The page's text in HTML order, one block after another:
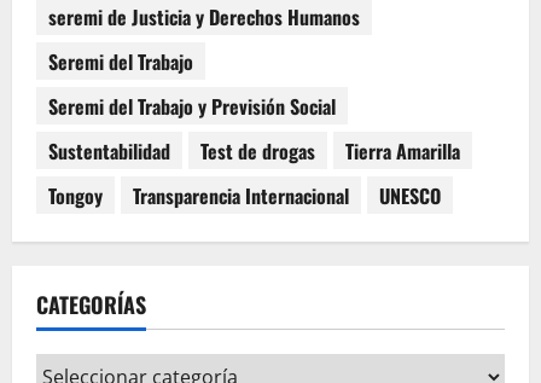
seremi de Justicia y Derechos Humanos
Seremi del Trabajo
Seremi del Trabajo y Previsión Social
Sustentabilidad
Test de drogas
Tierra Amarilla
Tongoy
Transparencia Internacional UNESCO
CATEGORÍAS
Categorías